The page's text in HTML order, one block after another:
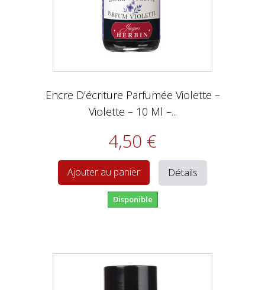
Encre D’écriture Parfumée Violette –
Violette – 10 Ml –...
4,50 €
Ajouter au panier Détails
Disponible